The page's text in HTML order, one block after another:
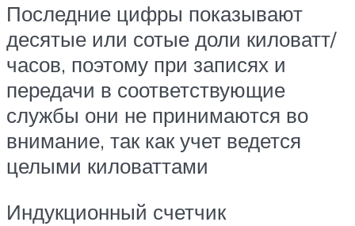
Последние цифры показывают
десятые или сотые доли киловатт/
часов, поэтому при записях и
передачи в соответствующие
службы они не принимаются во
внимание, так как учет ведется
целыми киловаттами
Индукционный счетчик